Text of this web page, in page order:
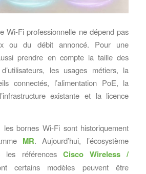
Wi-Fi professionnelle ne dépend pas
ou du débit annoncé. Pour une
prendre en compte la taille des
les usages métiers, la
connectés, l’alimentation PoE, la
existante et la licence
bornes Wi-Fi sont historiquement
MR. Aujourd’hui, l’écosystème
les références Cisco Wireless /
certains modèles peuvent être